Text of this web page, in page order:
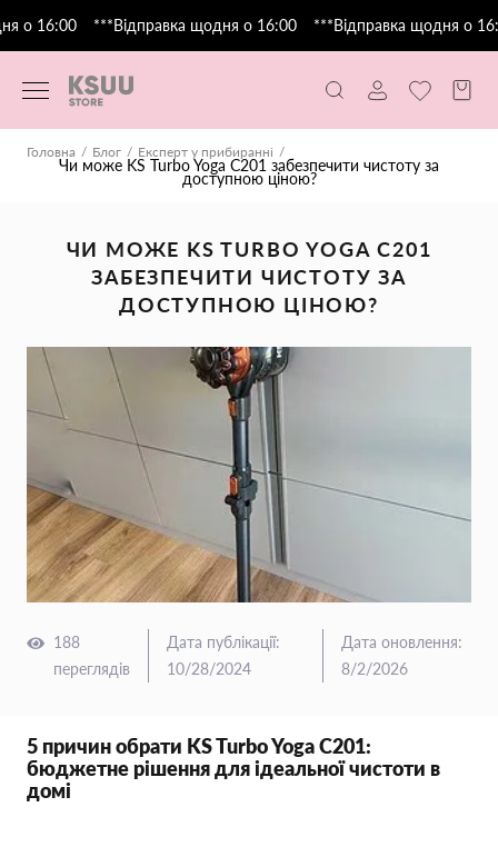
о 16:00 ***Відправка щодня о 16:00 ***Відправка щодня о
Головна Блог Експерт у прибиранні
Чи може KS Turbo Yoga C201 забезпечити чистоту за
доступною ціною?
ЧИ МОЖЕ KS TURBO YOGA C201
ЗАБЕЗПЕЧИТИ ЧИСТОТУ ЗА
ДОСТУПНОЮ ЦІНОЮ?
188
переглядів
Дата публікації:
10/28/2024
Дата оновлення:
8/2/2026
5 причин обрати KS Turbo Yoga C201:
бюджетне рішення для ідеальної чистоти в
домі